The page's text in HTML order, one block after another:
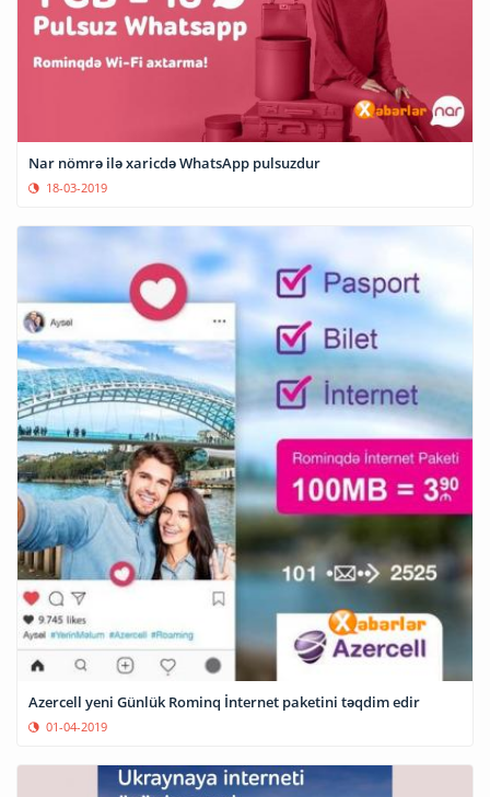
Nar nömrə ilə xaricdə WhatsApp pulsuzdur
18-03-2019
Azercell yeni Günlük Rominq İnternet paketini təqdim edir
01-04-2019